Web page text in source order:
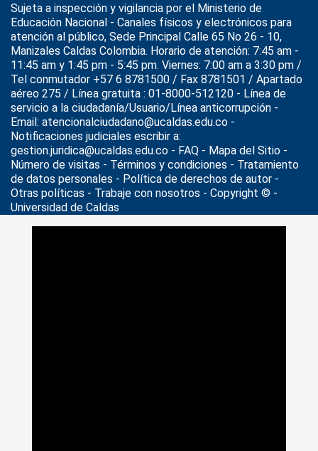
Noticias>Universidad al Día>U. de Caldas recibe a sus
Sujeta a inspección y vigilancia por el Ministerio de
Educación Nacional - Canales físicos y electrónicos para
atención al público, Sede Principal Calle 65 No 26 - 10,
Manizales Caldas Colombia. Horario de atención: 7:45 am -
11:45 am y 1:45 pm - 5:45 pm. Viernes: 7:00 am a 3:30 pm /
Tel conmutador +57 6 8781500 / Fax 8781501 / Apartado
aéreo 275 / Línea gratuita : 01-8000-512120 - Línea de
servicio a la ciudadanía/Usuario/Línea anticorrupción -
Email: atencionalciudadano@ucaldas.edu.co -
Notificaciones judiciales escribir a:
gestion.juridica@ucaldas.edu.co - FAQ - Mapa del Sitio -
Número de visitas - Términos y condiciones - Tratamiento
de datos personales - Política de derechos de autor -
Otras políticas - Trabaje con nosotros - Copyright © -
Universidad de Caldas